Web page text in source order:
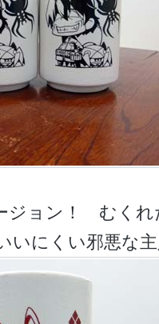
ジョン！ むく
にくい邪悪な